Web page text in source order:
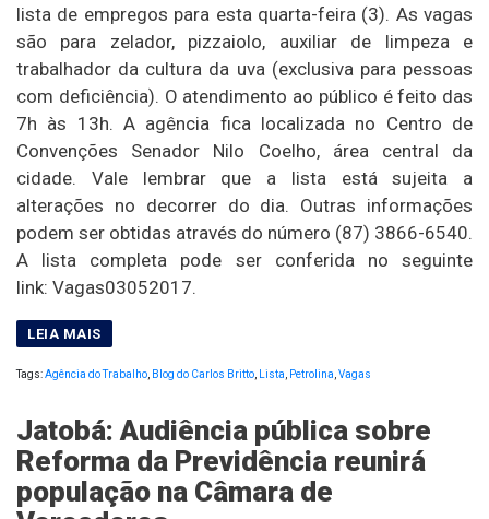
lista de empregos para esta quarta-feira (3). As vagas
são para zelador, pizzaiolo, auxiliar de limpeza e
trabalhador da cultura da uva (exclusiva para pessoas
com deficiência). O atendimento ao público é feito das
7h às 13h. A agência fica localizada no Centro de
Convenções Senador Nilo Coelho, área central da
cidade. Vale lembrar que a lista está sujeita a
alterações no decorrer do dia. Outras informações
podem ser obtidas através do número (87) 3866-6540.
A lista completa pode ser conferida no seguinte
link: Vagas03052017.
Tags:Agência do Trabalho, Blog do Carlos Britto, Lista, Petrolina,Vagas
Jatobá: Audiência pública sobre
Reforma da Previdência reunirá
população na Câmara de